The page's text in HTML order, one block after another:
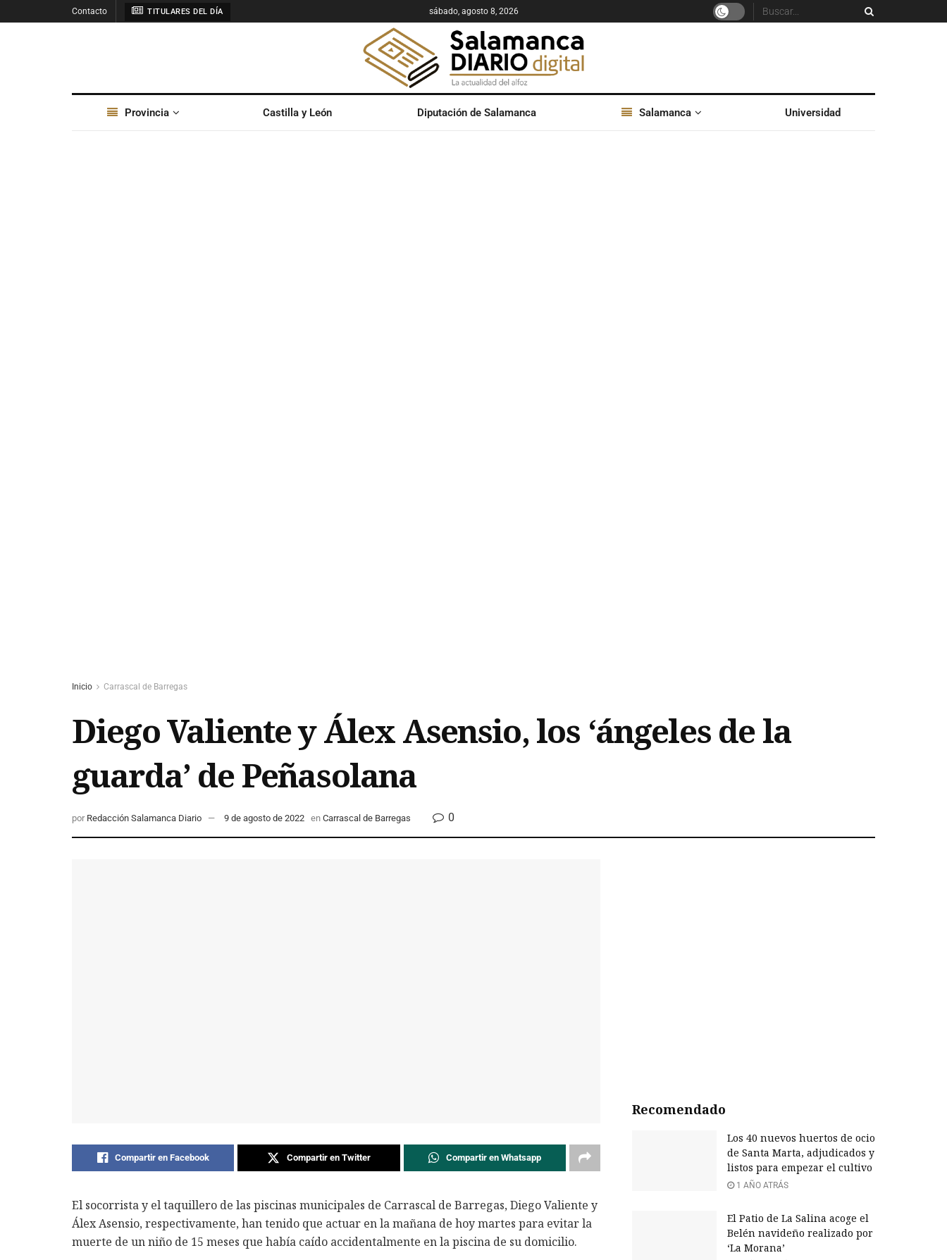
Contacto TITULARES DEL DÍA sábado, agosto 8, 2026
Provincia Castilla y León Diputación de Salamanca Salamanca Universidad
Inicio Carrascal de Barregas
Diego Valiente y Álex Asensio, los ‘ángeles de la
guarda’ de Peñasolana
por Redacción Salamanca Diario 9 de agosto de 2022 en Carrascal de Barregas 0
Compartir en Facebook Compartir en Twitter Compartir en Whatsapp
El socorrista y el taquillero de las piscinas municipales de Carrascal de Barregas, Diego Valiente y
Álex Asensio, respectivamente, han tenido que actuar en la mañana de hoy martes para evitar la
muerte de un niño de 15 meses que había caído accidentalmente en la piscina de su domicilio.
Recomendado
Los 40 nuevos huertos de ocio
de Santa Marta, adjudicados y
listos para empezar el cultivo
1 AÑO ATRÁS
El Patio de La Salina acoge el
Belén navideño realizado por
‘La Morana’